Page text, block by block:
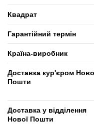
Квадрат
Гарантійний термін
Країна-виробник
Доставка кур'єром
Пошти
Доставка у відділення
Нової Пошти